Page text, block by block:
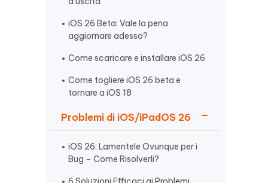
iOS 26 Beta: Vale la pena
aggiornare adesso?
Come scaricare e installare iOS 26
Come togliere iOS 26 beta e
tornare a iOS 18
Problemi di iOS/iPadOS 26
iOS 26: Lamentele Ovunque per i
Bug – Come Risolverli?